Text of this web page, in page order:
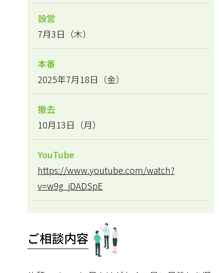
設営
7月3日（木）
本番
2025年7月18日（金）
撤去
10月13日（月）
YouTube
https://www.youtube.com/watch?
v=w9g_jDADSpE
ご相談内容